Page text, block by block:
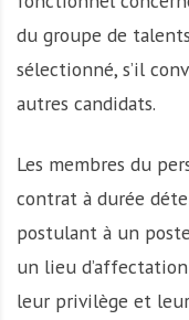
du groupe de
sélectionné, s’il
autres candidats.
Les membres du
contrat à durée
postulant à un
un lieu
leur privilège et